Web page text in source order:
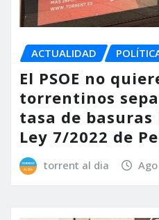
ACTUALIDAD
El PSOE no
torrentinos
tasa de
Ley 7/2022 de
torrent al dia